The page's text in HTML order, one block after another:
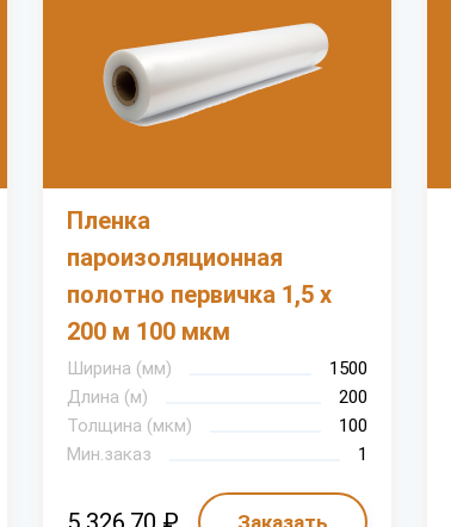
Пленка
пароизоляционная
полотно первичка 1,5 х
200 м 100 мкм
Ширина (мм)
1500
Длина (м)
200
Толщина (мкм)
100
Мин.заказ
1
Заказать